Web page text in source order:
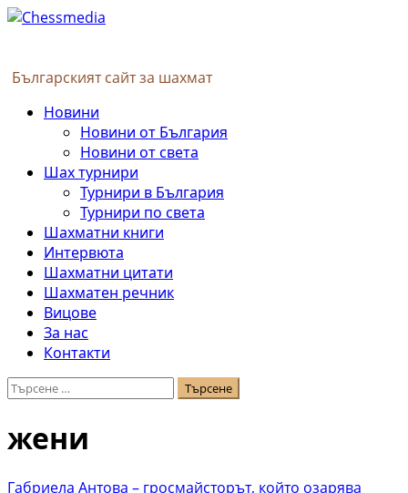
Skip
Българският сайт за шахмат
PrimaryНовини
Новини от България
Новини от света
Шах турнири
Турнири в България
Турнири по света
Шахматни книги
Интервюта
Шахматни цитати
Шахматен речник
Вицове
За нас
Контакти
Търсене
жени
Габриела Антова – гросмайсторът, който озарява